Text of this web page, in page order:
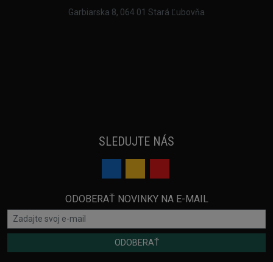
Garbiarska 8, 064 01 Stará Ľubovňa
SLEDUJTE NÁS
ODOBERAŤ NOVINKY NA E-MAIL
ODOBERAŤ